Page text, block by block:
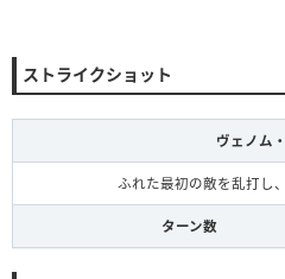
ストライクショット
ヴェノム
ふれた最初の敵を乱打し
ターン数